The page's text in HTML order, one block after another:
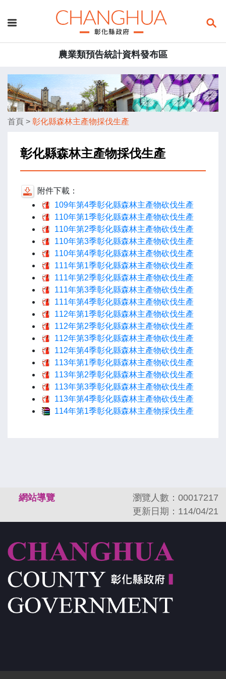
農業類預告統計資料發布區
首頁 > 彰化縣森林主產物採伐生產
彰化縣森林主產物採伐生產
附件下載：
109年第4季彰化縣森林主產物砍伐生產
110年第1季彰化縣森林主產物砍伐生產
110年第2季彰化縣森林主產物砍伐生產
110年第3季彰化縣森林主產物砍伐生產
110年第4季彰化縣森林主產物砍伐生產
111年第1季彰化縣森林主產物砍伐生產
111年第2季彰化縣森林主產物砍伐生產
111年第3季彰化縣森林主產物砍伐生產
111年第4季彰化縣森林主產物砍伐生產
112年第1季彰化縣森林主產物砍伐生產
112年第2季彰化縣森林主產物砍伐生產
112年第3季彰化縣森林主產物砍伐生產
112年第4季彰化縣森林主產物砍伐生產
113年第1季彰化縣森林主產物砍伐生產
113年第2季彰化縣森林主產物砍伐生產
113年第3季彰化縣森林主產物砍伐生產
113年第4季彰化縣森林主產物砍伐生產
114年第1季彰化縣森林主產物採伐生產
網站導覽
瀏覽人數：00017217
更新日期：114/04/21